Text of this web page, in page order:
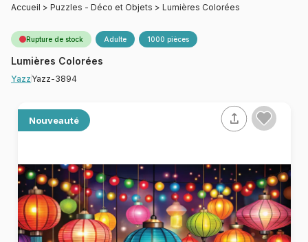
Accueil > Puzzles - Déco et Objets > Lumières Colorées
Rupture de stock Adulte 1000 pièces
Lumières Colorées
Yazz Yazz-3894
Nouveauté